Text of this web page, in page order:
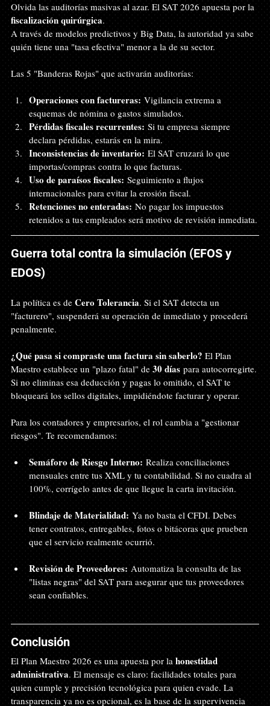
Olvida las auditorías masivas al azar. El SAT 2026 apuesta por la
fiscalización quirúrgica.
A través de modelos predictivos y Big Data, la autoridad ya sabe
quién tiene una "tasa efectiva" menor a la de su sector.
Las 5 "Banderas Rojas" que activarán auditorías:
Operaciones con factureras: Vigilancia extrema a
esquemas de nómina o gastos simulados.
Pérdidas fiscales recurrentes: Si tu empresa siempre
declara pérdidas, estarás en la mira.
Inconsistencias de inventario: El SAT cruzará lo que
importas/compras contra lo que facturas.
Uso de paraísos fiscales: Seguimiento a flujos
internacionales para evitar la erosión fiscal.
Retenciones no enteradas: No pagar los impuestos
retenidos a tus empleados será motivo de revisión inmediata.
Guerra total contra la simulación (EFOS y
EDOS)
La política es de Cero Tolerancia. Si el SAT detecta un
"facturero", suspenderá su operación de inmediato y procederá
penalmente.
¿Qué pasa si compraste una factura sin saberlo? El Plan
Maestro establece un "plazo fatal" de 30 días para autocorregirte.
Si no eliminas esa deducción y pagas lo omitido, el SAT te
bloqueará los sellos digitales, impidiéndote facturar y operar.
Para los contadores y empresarios, el rol cambia a "gestionar
riesgos". Te recomendamos:
Semáforo de Riesgo Interno: Realiza conciliaciones
mensuales entre tus XML y tu contabilidad. Si no cuadra al
100%, corrígelo antes de que llegue la carta invitación.
Blindaje de Materialidad: Ya no basta el CFDI. Debes
tener contratos, entregables, fotos o bitácoras que prueben
que el servicio realmente ocurrió.
Revisión de Proveedores: Automatiza la consulta de las
"listas negras" del SAT para asegurar que tus proveedores
sean confiables.
Conclusión
El Plan Maestro 2026 es una apuesta por la honestidad
administrativa. El mensaje es claro: facilidades totales para
quien cumple y precisión tecnológica para quien evade. La
transparencia ya no es opcional, es la base de la supervivencia